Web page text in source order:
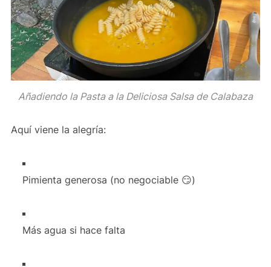
Añadiendo la Pasta a la Deliciosa Salsa de Calabaza
Aquí viene la alegría:
Pimienta generosa (no negociable 😏)
Más agua si hace falta